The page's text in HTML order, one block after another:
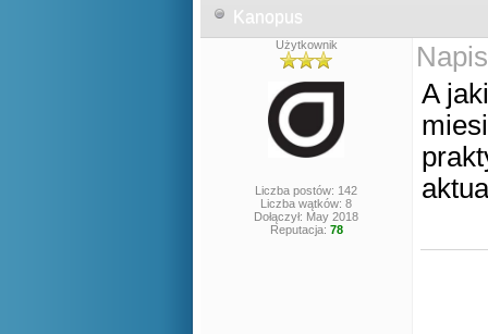
Kanopus
Użytkownik
Liczba postów: 142
Liczba wątków: 8
Dołączył: May 2018
Reputacja: 78
A